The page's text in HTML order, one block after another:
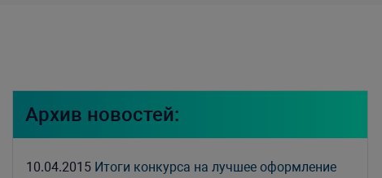
Архив новостей:
10.04.2015 Итоги конкурса на лучшее оформление